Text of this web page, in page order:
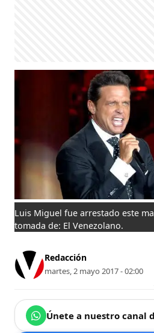
Luis Miguel fue arrestado este
tomada de: El Venezolano.
Redacción
martes, 2 mayo 2017 - 02:00
Únete a nuestro canal